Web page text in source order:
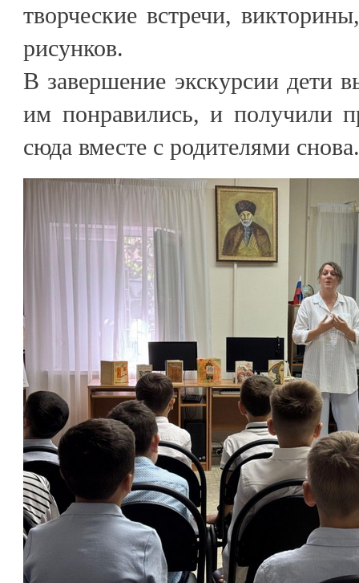
творческие встречи,
рисунков.
В завершение экскурсии дети
им понравились, и получили
сюда вместе с родителями снова.